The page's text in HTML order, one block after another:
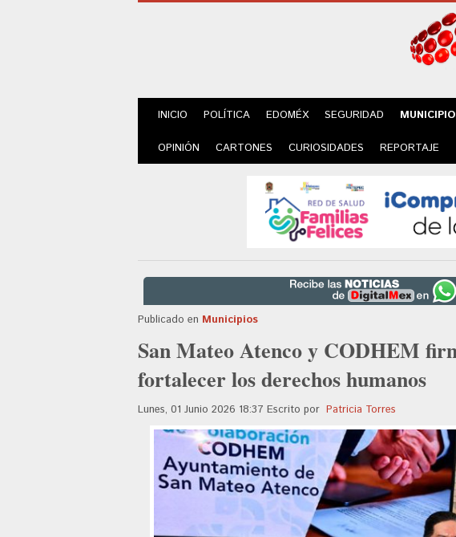
INICIO POLÍTICA EDOMÉX SEGURIDAD
OPINIÓN CARTONES CURIOSIDADES REPORTAJE
Publicado en Municipios
San Mateo Atenco y CODHEM
fortalecer los derechos humanos
Lunes, 01 Junio 2026 18:37 Escrito por Patricia Torres